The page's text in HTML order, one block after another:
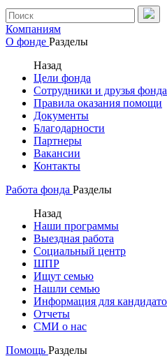
Компаниям
О фонде Разделы
Назад
Цели фонда
Сотрудники и друзья фонда
Правила оказания помощи
Документы
Благодарности
Партнеры
Вакансии
Контакты
Работа фонда Разделы
Назад
Наши программы
Выездная работа
Социальный центр
ШПР
Ищут семью
Нашли семью
Информация для
Отчеты
СМИ о нас
Помощь Разделы